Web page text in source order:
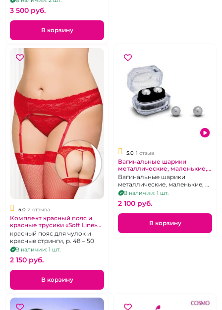
3 500 pуб.
В корзину
5.0 2 отзыва
Комплект красный пояс и
красные трусики «Soft Line»
кружевной
красный пояс для чулок и
красные стринги, р. 48 – 50
В наличии: 1 шт.
2 150 pуб.
В корзину
5.0 1 отзыв
Вагинальные шарики
металлические, маленькие, в
подарочной упаковке,
прозрачной
Вагинальные шарики
металлические, маленькие, в
подарочной упаковке.
В наличии: 1 шт.
2 100 pуб.
В корзину